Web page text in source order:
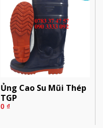
Ủng Cao Su Mũi Thép
TGP
0 ₫